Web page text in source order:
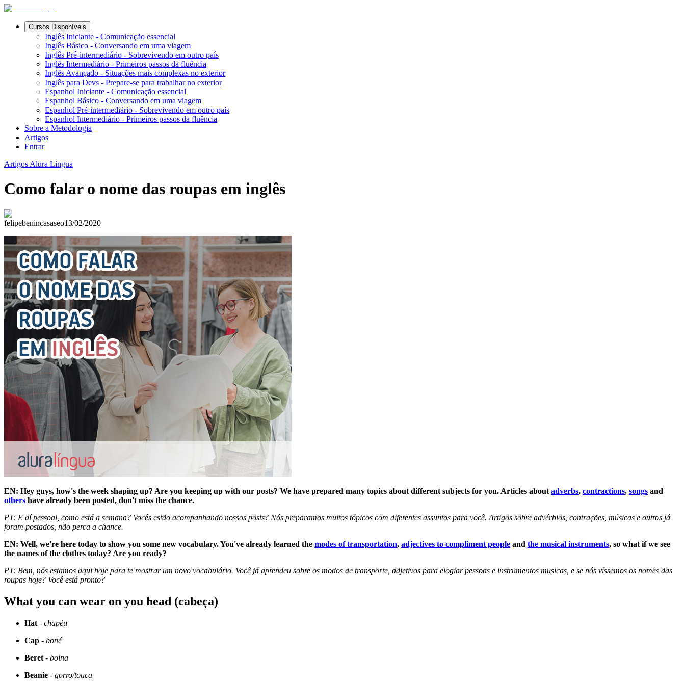
Cursos Disponíveis
Inglês Iniciante - Comunicação essencial
Inglês Básico - Conversando em uma viagem
Inglês Pré-intermediário - Sobrevivendo em outro país
Inglês Intermediário - Primeiros passos da fluência
Inglês Avançado - Situações mais complexas no exterior
Inglês para Devs - Prepare-se para trabalhar no exterior
Espanhol Iniciante - Comunicação essencial
Espanhol Básico - Conversando em uma viagem
Espanhol Pré-intermediário - Sobrevivendo em outro país
Espanhol Intermediário - Primeiros passos da fluência
Sobre a Metodologia
Artigos
Entrar
Artigos Alura Língua
Como falar o nome das roupas em inglês
felipebenincasaseo13/02/2020
EN: Hey guys, how's the week shaping up? Are you keeping up with our posts? We have prepared many topics about different subjects for you. Articles about adverbs, contractions, songs and
others have already been posted, don't miss the chance.
PT: E aí pessoal, como está a semana? Vocês estão acompanhando nossos posts? Nós preparamos muitos tópicos com diferentes assuntos para você. Artigos sobre advérbios, contrações, músicas e outros já
foram postados, não perca a chance.
EN: Well, we're here today to show you some new vocabulary. You've already learned the modes of transportation, adjectives to compliment people and the musical instruments, so what if we see
the names of the clothes today? Are you ready?
PT: Bem, nós estamos aqui hoje para te mostrar um novo vocabulário. Você já aprendeu sobre os modos de transporte, adjetivos para elogiar pessoas e instrumentos musicas, e se nós víssemos os nomes das
roupas hoje? Você está pronto?
What you can wear on you head (cabeça)
Hat - chapéu
Cap - boné
Beret - boina
Beanie - gorro/touca